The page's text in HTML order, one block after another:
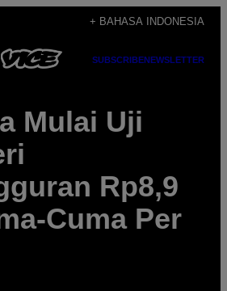
+ BAHASA INDONESIA
SUBSCRIBENEWSLETTER
Mulai Uji
Rp8,9
Cuma Per